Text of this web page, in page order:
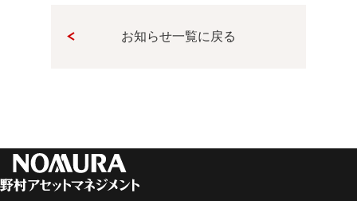
お知らせ一覧に戻る